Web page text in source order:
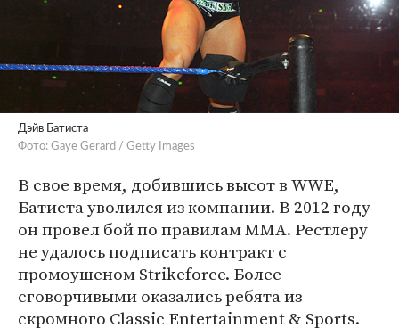
Дэйв Батиста
Фото: Gaye Gerard / Getty Images
В свое время, добившись высот в WWE,
Батиста уволился из компании. В 2012 году
он провел бой по правилам MMA. Рестлеру
не удалось подписать контракт с
промоушеном Strikeforce. Более
сговорчивыми оказались ребята из
скромного Classic Entertainment & Sports.